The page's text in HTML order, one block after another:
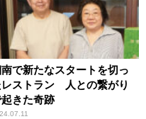
で新たなスタートを切っ
レストラン 人との繋がり
きた奇跡